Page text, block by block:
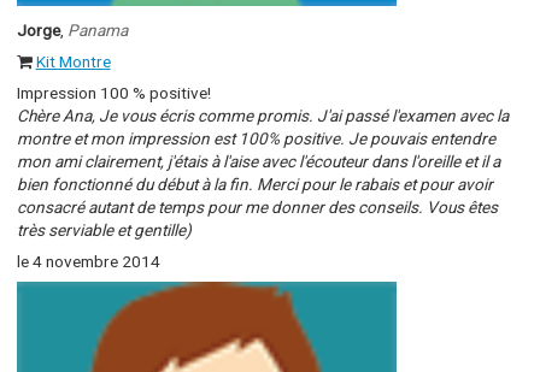
Jorge, Panama
Kit Montre
Impression 100 % positive!
Chère Ana, Je vous écris comme promis. J'ai passé l'examen avec la
montre et mon impression est 100% positive. Je pouvais entendre
mon ami clairement, j'étais à l'aise avec l'écouteur dans l'oreille et il a
bien fonctionné du début à la fin. Merci pour le rabais et pour avoir
consacré autant de temps pour me donner des conseils. Vous êtes
très serviable et gentille)
le 4 novembre 2014